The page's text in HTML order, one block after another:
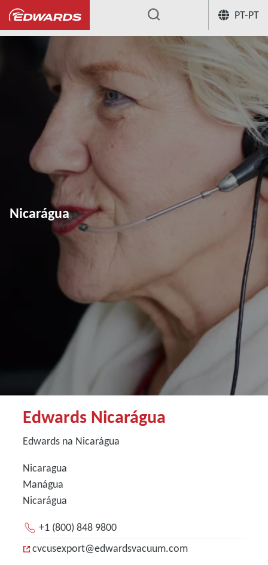
PT-PT
...
Nicarágua
Edwards Nicarágua
Edwards na Nicarágua
Nicaragua
Manágua
Nicarágua
+1 (800) 848 9800
cvcusexport@edwardsvacuum.com